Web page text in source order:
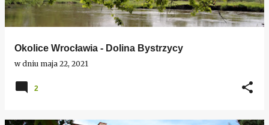
Okolice Wrocławia - Dolina Bystrzycy
w dniu maja 22, 2021
2